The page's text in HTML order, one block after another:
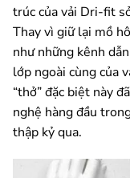
trúc của vải Dri-fit
Thay vì giữ lại mồ
như những kênh
lớp ngoài cùng của
“thở” đặc biệt này
nghệ hàng đầu
thập kỷ qua.